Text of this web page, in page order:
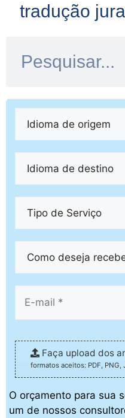
tradução
Faça upload dos
formatos aceitos: PDF, PNG,
O orçamento para sua
um de nossos